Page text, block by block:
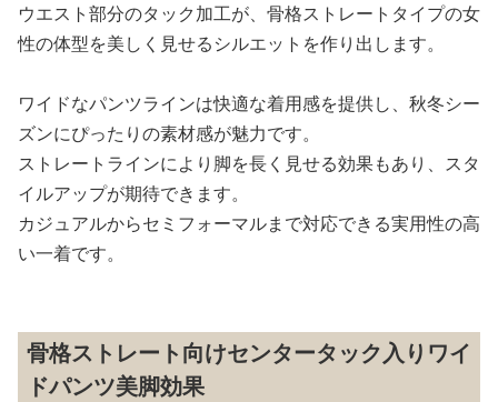
ウエスト部分のタック加工が、骨格ストレートタイプの女
性の体型を美しく見せるシルエットを作り出します。
ワイドなパンツラインは快適な着用感を提供し、秋冬シー
ズンにぴったりの素材感が魅力です。
ストレートラインにより脚を長く見せる効果もあり、スタ
イルアップが期待できます。
カジュアルからセミフォーマルまで対応できる実用性の高
い一着です。
骨格ストレート向けセンタータック入りワイ
ドパンツ美脚効果